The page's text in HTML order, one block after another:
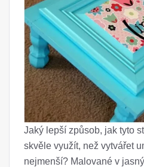
Jaký lepší způsob, jak tyto
skvěle využít, než vytvářet
nejmenší? Malované v